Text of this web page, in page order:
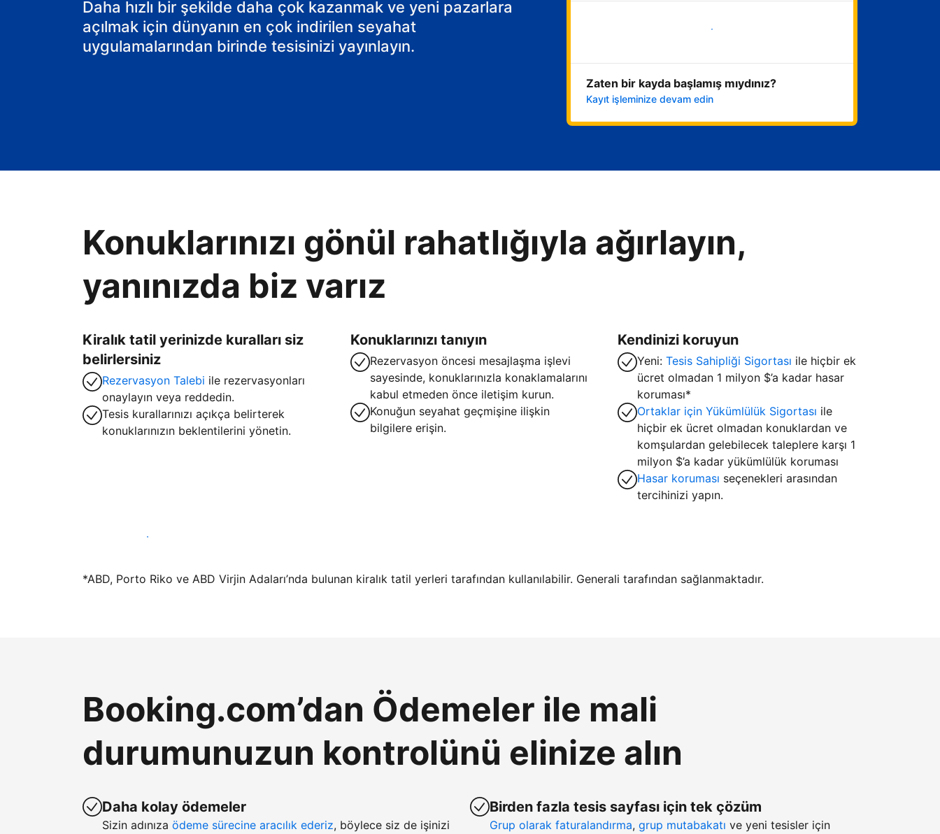
Daha hızlı bir şekilde daha çok kazanmak ve yeni pazarlara
açılmak için dünyanın en çok indirilen seyahat
uygulamalarından birinde tesisinizi yayınlayın.
Hemen başla
Zaten bir kayda başlamış mıydınız?
Kayıt işleminize devam edin
Konuklarınızı gönül rahatlığıyla ağırlayın,
yanınızda biz varız
Kiralık tatil yerinizde kuralları siz
belirlersiniz
Rezervasyon Talebi ile rezervasyonları
onaylayın veya reddedin.
Tesis kurallarınızı açıkça belirterek
konuklarınızın beklentilerini yönetin.
Konuklarınızı tanıyın
Rezervasyon öncesi mesajlaşma işlevi
sayesinde, konuklarınızla konaklamalarını
kabul etmeden önce iletişim kurun.
Konuğun seyahat geçmişine ilişkin
bilgilere erişin.
Kendinizi koruyun
Yeni:Tesis Sahipliği Sigortası ile hiçbir ek
ücret olmadan 1 milyon $’a kadar hasar
koruması*
Ortaklar için Yükümlülük Sigortası ile
hiçbir ek ücret olmadan konuklardan ve
komşulardan gelebilecek taleplere karşı 1
milyon $’a kadar yükümlülük koruması
Hasar koruması seçenekleri arasından
tercihinizi yapın.
Hemen tesis yayınla
*ABD, Porto Riko ve ABD Virjin Adaları’nda bulunan kiralık tatil yerleri tarafından kullanılabilir. Generali tarafından sağlanmaktadır.
Booking.com’dan Ödemeler ile mali
durumunuzun kontrolünü elinize alın
Daha kolay ödemeler
Sizin adınıza ödeme sürecine aracılık ederiz, böylece siz de işinizi
Birden fazla tesis sayfası için tek çözüm
Grup olarak faturalandırma, grup mutabakatı ve yeni tesisler için